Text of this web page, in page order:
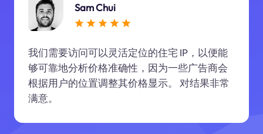
Sam Chui
我们需要访问可以灵活定位的住宅 IP，以便能
够可靠地分析价格准确性，因为一些广告商会
根据用户的位置调整其价格显示。 对结果非常
满意。